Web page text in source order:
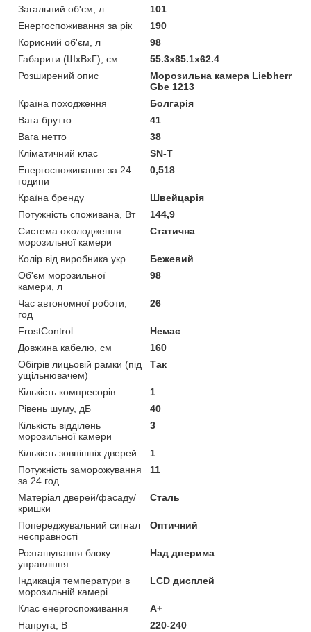
Загальний об'єм, л
101
Енергоспоживання за рік
190
Корисний об'єм, л
98
Габарити (ШхВхГ), см
55.3x85.1x62.4
Розширений опис
Морозильна камера Liebherr
Gbe 1213
Країна походження
Болгарія
Вага брутто
41
Вага нетто
38
Кліматичний клас
SN-T
Енергоспоживання за 24
години
0,518
Країна бренду
Швейцарія
Потужність споживана, Вт
144,9
Система охолодження
морозильної камери
Статична
Колір від виробника укр
Бежевий
Об'єм морозильної
камери, л
98
Час автономної роботи,
год
26
FrostControl
Немає
Довжина кабелю, см
160
Обігрів лицьовій рамки (під
ущільнювачем)
Так
Кількість компресорів
1
Рівень шуму, дБ
40
Кількість відділень
морозильної камери
3
Кількість зовнішніх дверей
1
Потужність заморожування
за 24 год
11
Матеріал дверей/фасаду/
кришки
Сталь
Попереджувальний сигнал
несправності
Оптичний
Розташування блоку
управління
Над дверима
Індикація температури в
морозильній камері
LCD дисплей
Клас енергоспоживання
A+
Напруга, В
220-240